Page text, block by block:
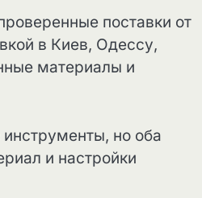
поставки от
в Киев, Одессу,
материалы и
но оба
и настройки